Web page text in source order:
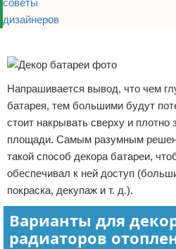
Напрашивается вывод, что чем
батарея, тем большими будут
стоит накрывать сверху и плотно
площади. Самым разумным
такой способ декора батареи,
обеспечивал к ней доступ
покраска, декупаж и т. д.).
Варианты для
радиаторов